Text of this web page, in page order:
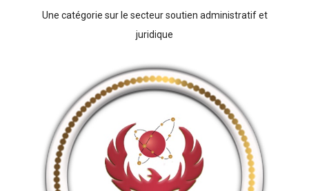
Une catégorie sur le secteur soutien administratif et
juridique